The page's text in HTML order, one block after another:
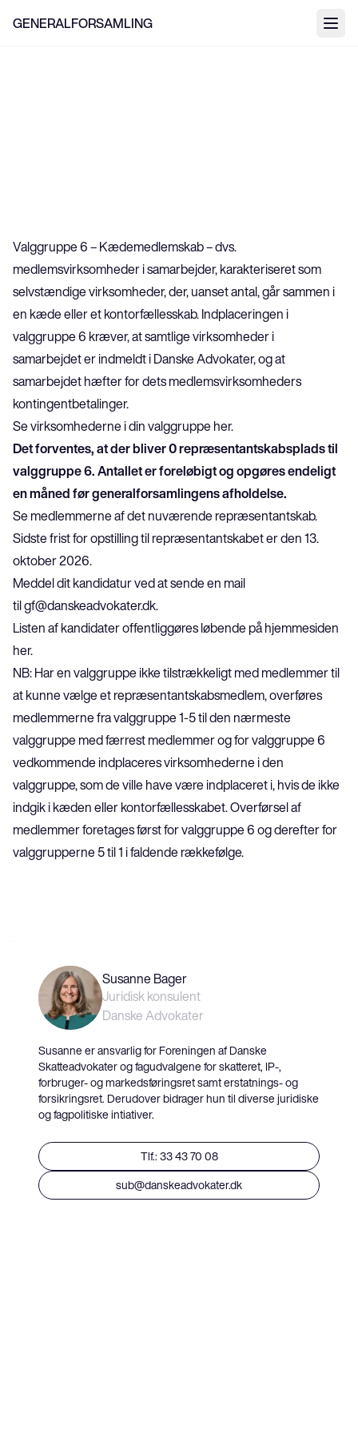
GENERALFORSAMLING
Valggruppe 6 – Kædemedlemskab – dvs.
medlemsvirksomheder i samarbejder, karakteriseret som
selvstændige virksomheder, der, uanset antal, går sammen i
en kæde eller et kontorfællesskab. Indplaceringen i
valggruppe 6 kræver, at samtlige virksomheder i
samarbejdet er indmeldt i Danske Advokater, og at
samarbejdet hæfter for dets medlemsvirksomheders
kontingentbetalinger.
Se virksomhederne i din valggruppe her.
Det forventes, at der bliver 0 repræsentantskabsplads til
valggruppe 6. Antallet er foreløbigt og opgøres endeligt
en måned før generalforsamlingens afholdelse.
Se medlemmerne af det nuværende repræsentantskab.
Sidste frist for opstilling til repræsentantskabet er den 13.
oktober 2026.
Meddel dit kandidatur ved at sende en mail
til gf@danskeadvokater.dk
Listen af kandidater offentliggøres løbende på hjemmesiden
her.
NB: Har en valggruppe ikke tilstrækkeligt med medlemmer til
at kunne vælge et repræsentantskabsmedlem, overføres
medlemmerne fra valggruppe 1-5 til den nærmeste
valggruppe med færrest medlemmer og for valggruppe 6
vedkommende indplaceres virksomhederne i den
valggruppe, som de ville have være indplaceret i, hvis de ikke
indgik i kæden eller kontorfællesskabet. Overførsel af
medlemmer foretages først for valggruppe 6 og derefter for
valggrupperne 5 til 1 i faldende rækkefølge.
Susanne Bager
Juridisk konsulent
Danske Advokater
Susanne er ansvarlig for Foreningen af Danske
Skatteadvokater og fagudvalgene for skatteret, IP-,
forbruger- og markedsføringsret samt erstatnings- og
forsikringsret. Derudover bidrager hun til diverse juridiske
og fagpolitiske intiativer.
Tlf.: 33 43 70 08
sub@danskeadvokater.dk